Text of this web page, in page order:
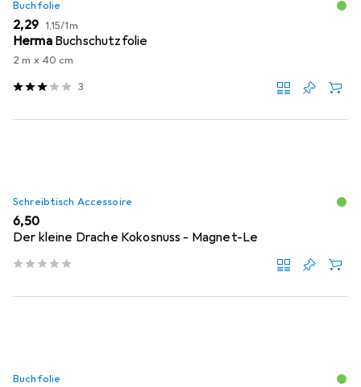
Buchfolie
EUR
2,29 EUR
1,15/1m
Herma Buchschutzfolie
2 m x 40 cm
3
Schreibtisch Accessoire
EUR
6,50
Der kleine Drache Kokosnuss - Magnet-Le
Buchfolie